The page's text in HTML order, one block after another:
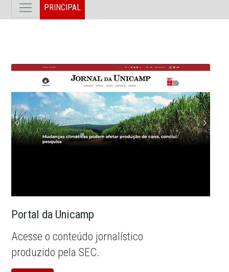
PRINCIPAL
Portal da Unicamp
Acesse o conteúdo jornalístico
produzido pela SEC.